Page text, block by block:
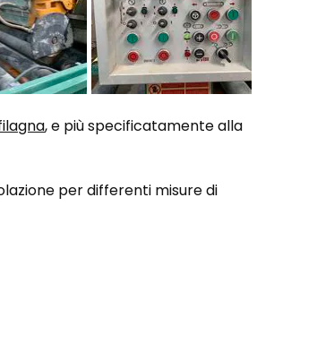
, e più specificatamente alla
per differenti misure di